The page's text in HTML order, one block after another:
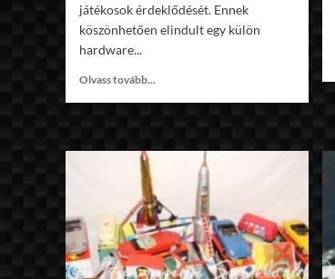
játékosok érdeklődését. Ennek
köszönhetően elindult egy külön
hardware...
Olvass tovább...
HSW!